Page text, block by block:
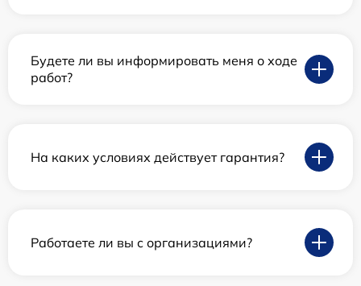
Будете ли вы информировать меня о ходе
работ?
На каких условиях действует гарантия?
Работаете ли вы с организациями?